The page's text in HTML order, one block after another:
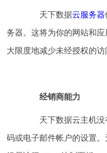
天下数据云服务器
务器。这将为你的网站和
大限度地减少未经授权的访
经销商能力
天下数据云主机没
码或电子邮件帐户的设置